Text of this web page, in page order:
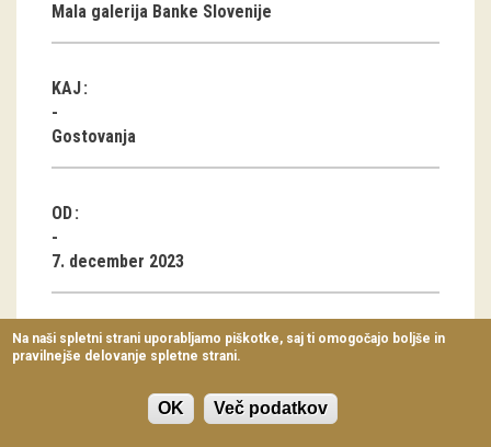
Razstavni projekti
Arhiv razstav
dogodki
Koledar dogodkov
Prireditve
Predavanja
Delavnice
Vodeni ogledi
Mala galerija Banke Slovenije
KAJ
Gostovanja
OD
7. december 2023
DO
Na naši spletni strani uporabljamo piškotke, saj ti omogočajo boljše in
pravilnejše delovanje spletne strani.
OK Več podatkov